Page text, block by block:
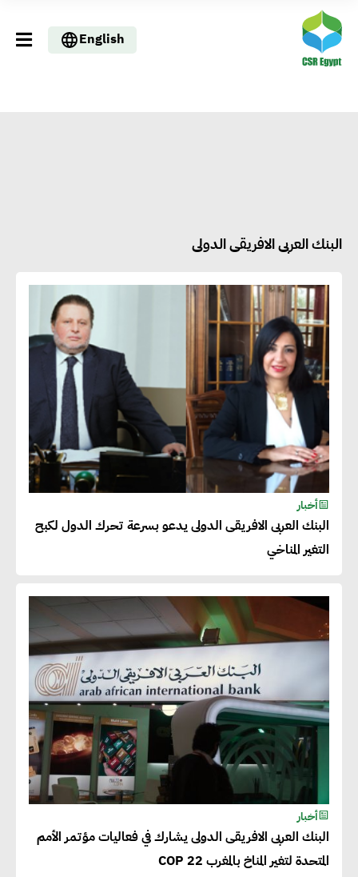
English
البنك العربى الافريقى الدولى
أخبار
البنك العربى الافريقى الدولى يدعو بسرعة تحرك الدول لكبح
التغير المناخي
أخبار
البنك العربى الافريقى الدولى يشارك في فعاليات مؤتمر الأمم
المتحدة لتغير المناخ بالمغرب COP 22